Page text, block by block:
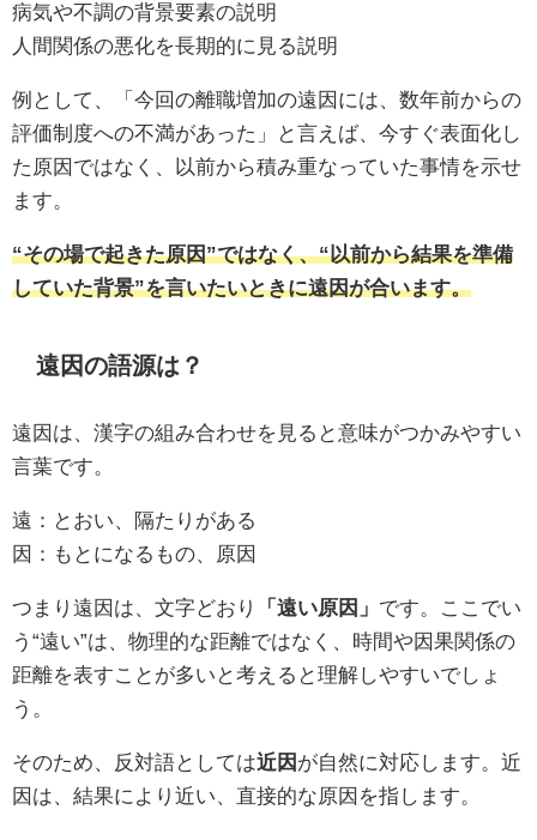
病気や不調の背景要素の説明
人間関係の悪化を長期的に見る説明
例として、「今回の離職増加の遠因には、数年前からの
評価制度への不満があった」と言えば、今すぐ表面化し
た原因ではなく、以前から積み重なっていた事情を示せ
ます。
“その場で起きた原因”ではなく、“以前から結果を準備
していた背景”を言いたいときに遠因が合います。
遠因の語源は？
遠因は、漢字の組み合わせを見ると意味がつかみやすい
言葉です。
遠：とおい、隔たりがある
因：もとになるもの、原因
つまり遠因は、文字どおり 「遠い原因」 です。ここでい
う“遠い”は、物理的な距離ではなく、時間や因果関係の
距離を表すことが多いと考えると理解しやすいでしょ
う。
そのため、反対語としては近因 が自然に対応します。近
因は、結果により近い、直接的な原因を指します。